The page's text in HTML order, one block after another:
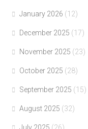
January 2026 (12)
December 2025 (17)
November 2025 (23)
October 2025 (28)
September 2025 (15)
August 2025 (32)